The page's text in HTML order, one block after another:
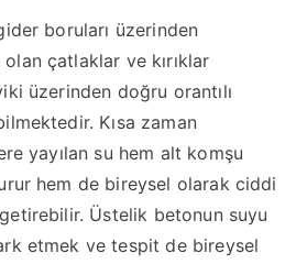
boruları üzerinden
çatlaklar ve kırıklar
üzerinden doğru orantılı
Kısa zaman
yayılan su hem alt komşu
hem de bireysel olarak ciddi
Üstelik betonun suyu
etmek ve tespit de bireysel